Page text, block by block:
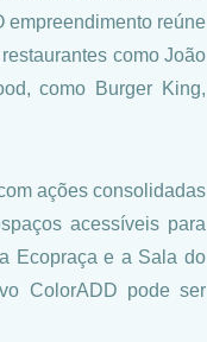
empreendimento reúne
como João
como Burger King,
ações consolidadas
acessíveis para
Ecopraça e a Sala do
ColorADD pode ser